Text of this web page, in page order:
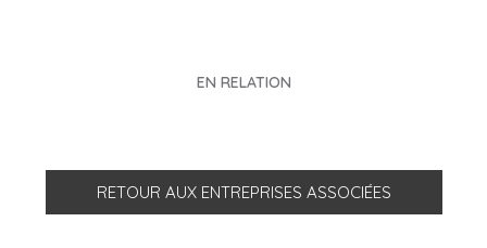
EN RELATION
RETOUR AUX ENTREPRISES ASSOCIÉES